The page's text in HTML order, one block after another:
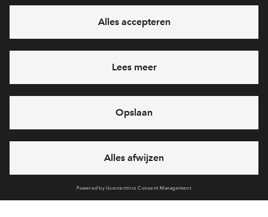
eventuele projecten
Ja, ik wil mij aanmelden
Heb je een vraag en wil je direct antwoord? Bel ons op088
712 21 38
6 dagen per week beschikbaar (behalve tijdens
feestdagen)
vandaag van 10:00 - 13:00 uur